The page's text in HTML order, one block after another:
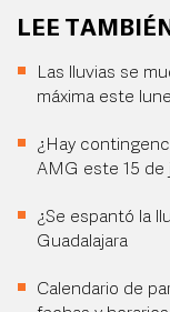
LEE
Las lluvias se
máxima este
¿Hay
AMG este 15 de
¿Se espantó la
Guadalajara
Calendario de